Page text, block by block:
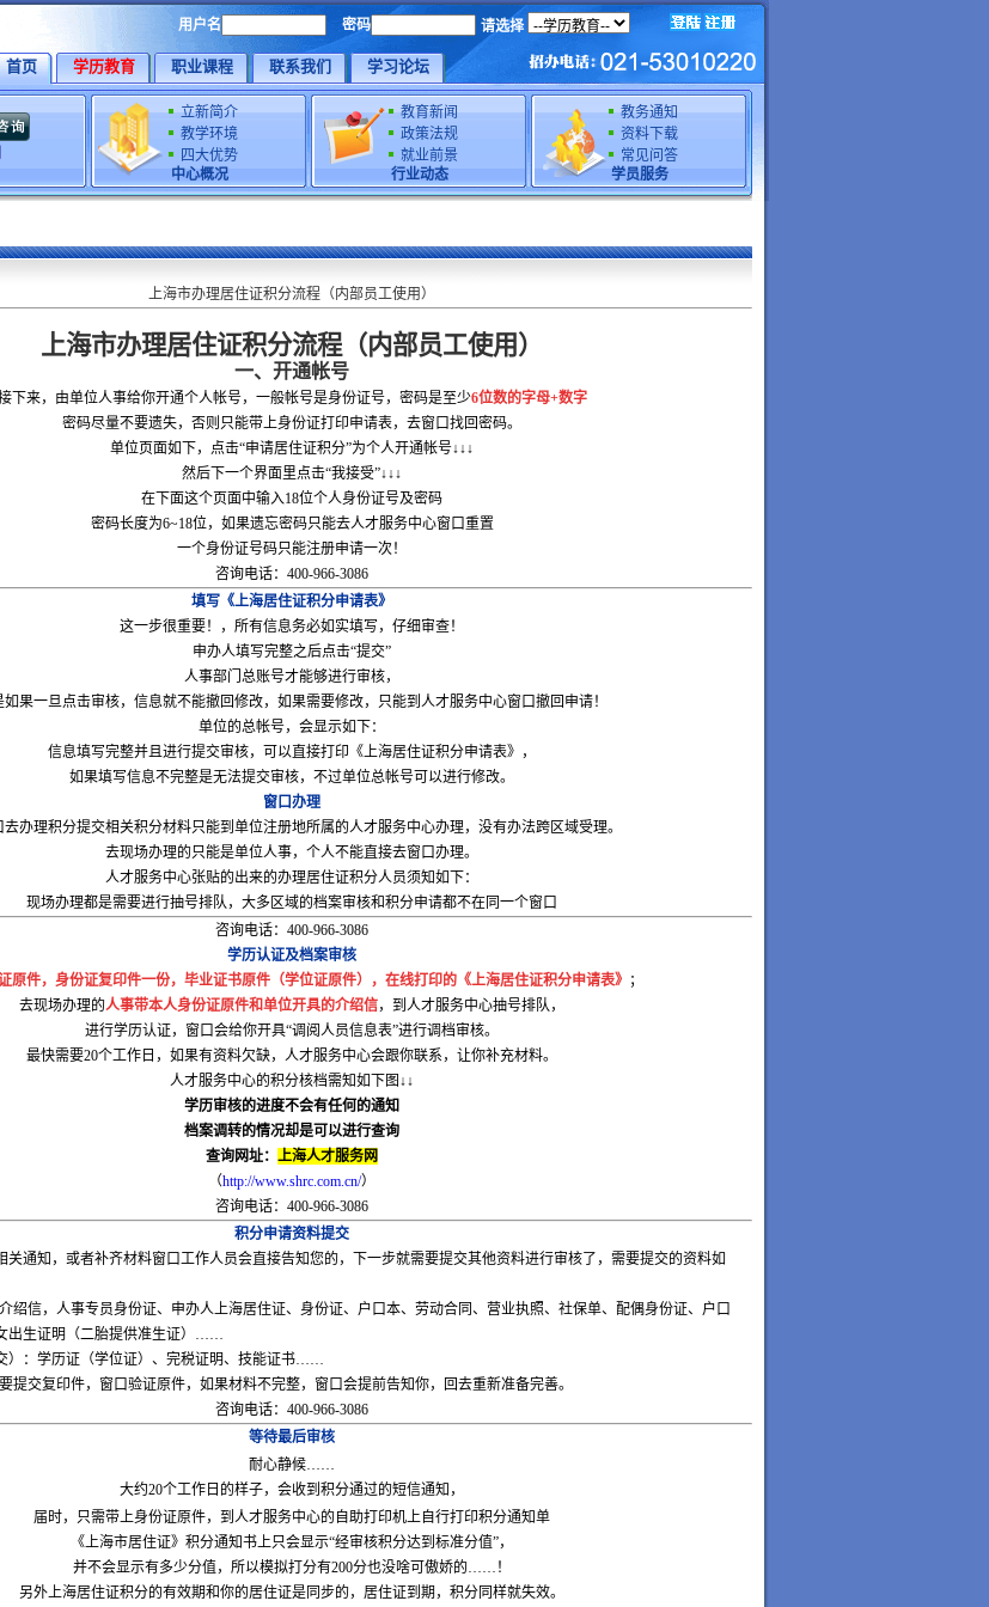
用户名 密码 请选择
首页 学历教育 职业课程 联系我们 学习论坛
立新简介
教学环境
四大优势
中心概况
教育新闻
政策法规
就业前景
行业动态
教务通知
资料下载
常见问答
学员服务
上海市办理居住证积分流程（内部员工使用）
上海市办理居住证积分流程（内部员工使用）
一、开通帐号
下来，由单位人事给你开通个人帐号，一般帐号是身份证号，密码是至少6位数的字母+数字
密码尽量不要遗失，否则只能带上身份证打印申请表，去窗口找回密码。
单位页面如下，点击“申请居住证积分”为个人开通帐号↓↓↓
然后下一个界面里点击“我接受”↓↓↓
在下面这个页面中输入18位个人身份证号及密码
密码长度为6~18位，如果遗忘密码只能去人才服务中心窗口重置
一个身份证号码只能注册申请一次！
咨询电话：400-966-3086
填写《上海居住证积分申请表》
这一步很重要！，所有信息务必如实填写，仔细审查！
申办人填写完整之后点击“提交”
人事部门总账号才能够进行审核，
如果一旦点击审核，信息就不能撤回修改，如果需要修改，只能到人才服务中心窗口撤回申请！
单位的总帐号，会显示如下：
信息填写完整并且进行提交审核，可以直接打印《上海居住证积分申请表》，
如果填写信息不完整是无法提交审核，不过单位总帐号可以进行修改。
窗口办理
去办理积分提交相关积分材料只能到单位注册地所属的人才服务中心办理，没有办法跨区域受理。
去现场办理的只能是单位人事，个人不能直接去窗口办理。
人才服务中心张贴的出来的办理居住证积分人员须知如下：
现场办理都是需要进行抽号排队，大多区域的档案审核和积分申请都不在同一个窗口
咨询电话：400-966-3086
学历认证及档案审核
原件，身份证复印件一份，毕业证书原件（学位证原件），在线打印的《上海居住证积分申请表》 ；
去现场办理的人事带本人身份证原件和单位开具的介绍信，到人才服务中心抽号排队，
进行学历认证，窗口会给你开具“调阅人员信息表”进行调档审核。
最快需要20个工作日，如果有资料欠缺，人才服务中心会跟你联系，让你补充材料。
人才服务中心的积分核档需知如下图↓↓
学历审核的进度不会有任何的通知
档案调转的情况却是可以进行查询
查询网址： 上海人才服务网
（http://www.shrc.com.cn/）
咨询电话：400-966-3086
积分申请资料提交
关通知，或者补齐材料窗口工作人员会直接告知您的，下一步就需要提交其他资料进行审核了，需要提交的资料如
绍信，人事专员身份证、申办人上海居住证、身份证、户口本、劳动合同、营业执照、社保单、配偶身份证、户口
出生证明（二胎提供准生证）……
）：学历证（学位证）、完税证明、技能证书……
提交复印件，窗口验证原件，如果材料不完整，窗口会提前告知你，回去重新准备完善。
咨询电话：400-966-3086
等待最后审核
耐心静候……
大约20个工作日的样子，会收到积分通过的短信通知，
届时，只需带上身份证原件，到人才服务中心的自助打印机上自行打印积分通知单
《上海市居住证》积分通知书上只会显示“经审核积分达到标准分值”，
并不会显示有多少分值，所以模拟打分有200分也没啥可傲娇的……！
另外上海居住证积分的有效期和你的居住证是同步的，居住证到期，积分同样就失效。